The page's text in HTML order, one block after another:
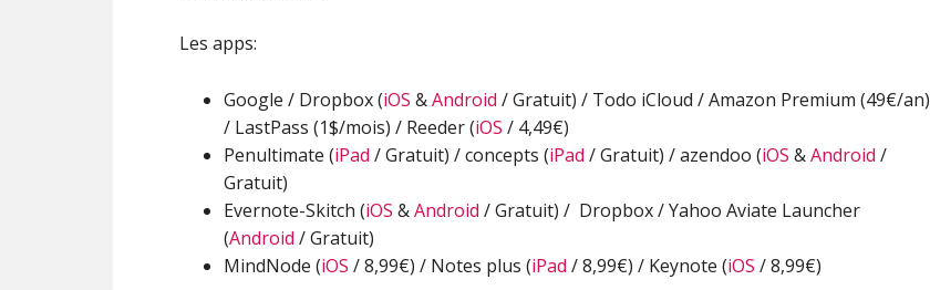
diminuer
volume.
Les apps:
Google / Dropbox (iOS &Android / Gratuit) / Todo iCloud / Amazon Premium (49€/an)
/ LastPass (1$/mois) / Reeder (iOS / 4,49€)
Penultimate (iPad / Gratuit) / concepts (iPad / Gratuit) / azendoo (iOS &Android /
Gratuit)
Evernote-Skitch (iOS &Android / Gratuit) / Dropbox / Yahoo Aviate Launcher
(Android / Gratuit)
MindNode (iOS / 8,99€) / Notes plus (iPad / 8,99€) / Keynote (iOS / 8,99€)